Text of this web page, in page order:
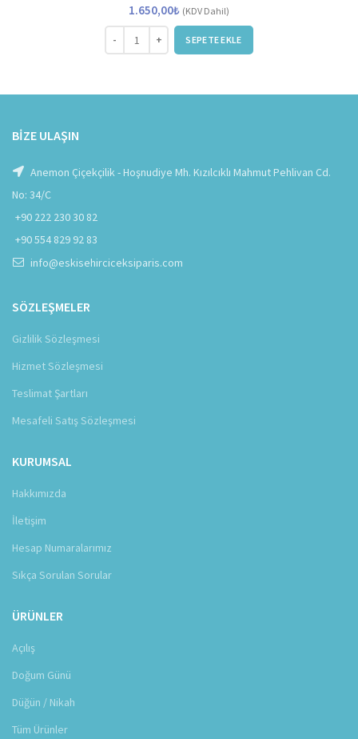
1.650,00₺ (KDV Dahil)
Gizli Hazine adet SEPETE EKLE
BIZE ULAŞIN
Anemon Çiçekçilik - Hoşnudiye Mh. Kızılcıklı Mahmut Pehlivan Cd.
No: 34/C
+90 222 230 30 82
+90 554 829 92 83
info@eskisehirciceksiparis.com
SÖZLEŞMELER
Gizlilik Sözleşmesi
Hizmet Sözleşmesi
Teslimat Şartları
Mesafeli Satış Sözleşmesi
KURUMSAL
Hakkımızda
İletişim
Hesap Numaralarımız
Sıkça Sorulan Sorular
ÜRÜNLER
Açılış
Doğum Günü
Düğün / Nikah
Tüm Ürünler